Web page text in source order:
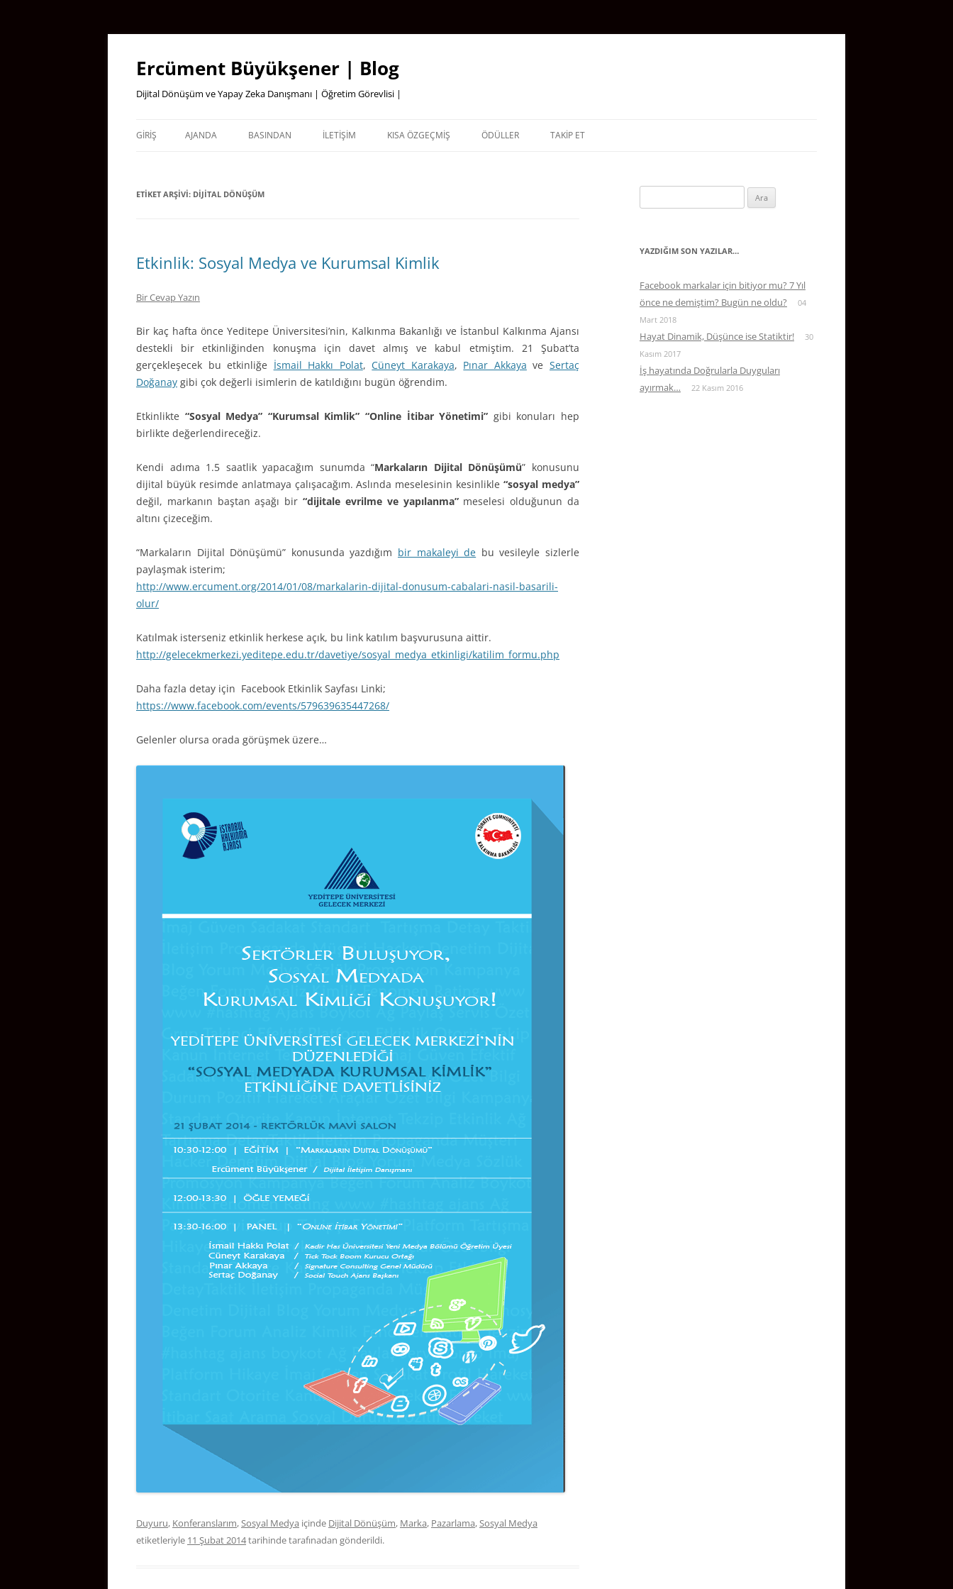
İçeriğe
Ercüment Büyükşener | Blog
Dijital Dönüşüm ve Yapay Zeka Danışmanı | Öğretim Görevlisi |
GIRIŞ AJANDA BASINDAN İLETİŞİM KISA ÖZGEÇMİŞ ÖDÜLLER TAKİP ET
ETIKET ARŞIVI: DIJITAL DÖNÜŞÜM
Etkinlik: Sosyal Medya ve Kurumsal Kimlik
Bir Cevap Yazın
Bir kaç hafta önce Yeditepe Üniversitesi’nin, Kalkınma Bakanlığı ve İstanbul Kalkınma Ajansı
destekli bir etkinliğinden konuşma için davet almış ve kabul etmiştim. 21 Şubat’ta
gerçekleşecek bu etkinliğe İsmail Hakkı Polat,Cüneyt Karakaya, Pınar Akkaya veSertaç
Doğanay gibi çok değerli isimlerin de katıldığını bugün öğrendim.
Etkinlikte “Sosyal Medya” “Kurumsal Kimlik” “Online İtibar Yönetimi” gibi konuları hep
birlikte değerlendireceğiz.
Kendi adıma 1.5 saatlik yapacağım sunumda “Markaların Dijital Dönüşümü” konusunu
dijital büyük resimde anlatmaya çalışacağım. Aslında meselesinin kesinlikle “sosyal medya”
değil, markanın baştan aşağı bir“dijitale evrilme ve yapılanma”meselesi olduğunun da
altını çizeceğim.
“Markaların Dijital Dönüşümü” konusunda yazdığım bir makaleyi de bu vesileyle sizlerle
paylaşmak isterim;
http://www.ercument.org/2014/01/08/markalarin-dijital-donusum-cabalari-nasil-basarili-
olur/
Katılmak isterseniz etkinlik herkese açık, bu link katılım başvurusuna aittir.
http://gelecekmerkezi.yeditepe.edu.tr/davetiye/sosyal_medya_etkinligi/katilim_formu.php
Daha fazla detay için Facebook Etkinlik Sayfası Linki;
https://www.facebook.com/events/579639635447268/
Gelenler olursa orada görüşmek üzere…
Duyuru, Konferanslarım,Sosyal Medya içinde Dijital Dönüşüm, Marka, Pazarlama,Sosyal Medya
etiketleriyle 11 Şubat 2014tarihindetarafınadan gönderildi.
YAZDIĞIM SON YAZILAR…
Facebook markalar için bitiyor mu? 7 Yıl
önce ne demiştim? Bugün ne oldu?
04
Mart 2018
Hayat Dinamik, Düşünce ise Statiktir!
30
Kasım 2017
İş hayatında Doğrularla Duyguları
ayırmak…
22 Kasım 2016